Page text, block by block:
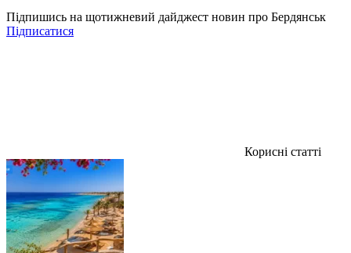
Підпишись на щотижневий дайджест новин про Бердянськ
Підписатися
Корисні статті